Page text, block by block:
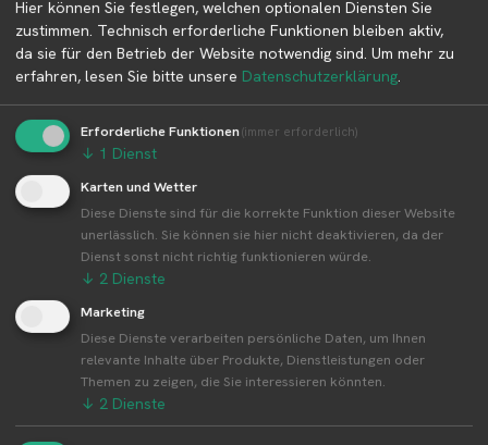
Informationen zum Betreiber und
Kontaktmöglichkeiten.
👤︎ Profilseite
Weitere Standorte von Milchhof Gommel
Alle Standorte von Milchhof Gommel↗
Kompakte Übersicht aller Standorte inkl.
Firmensitz von Milchhof Gommel in einer Karte
und als Liste amzeigen.
Hier können Sie festlegen, welchen optionalen Diensten Sie
zustimmen. Technisch erforderliche Funktionen bleiben aktiv,
da sie für den Betrieb der Website notwendig sind. Um mehr zu
erfahren, lesen Sie bitte unsere Datenschutzerklärung.
Erforderliche Funktionen(immer erforderlich)
↓ 1 Dienst
Karten und Wetter
Diese Dienste sind für die korrekte Funktion dieser Website
unerlässlich. Sie können sie hier nicht deaktivieren, da der
Dienst sonst nicht richtig funktionieren würde.
↓ 2 Dienste
Marketing
Diese Dienste verarbeiten persönliche Daten, um Ihnen
relevante Inhalte über Produkte, Dienstleistungen oder
Themen zu zeigen, die Sie interessieren könnten.
↓ 2 Dienste